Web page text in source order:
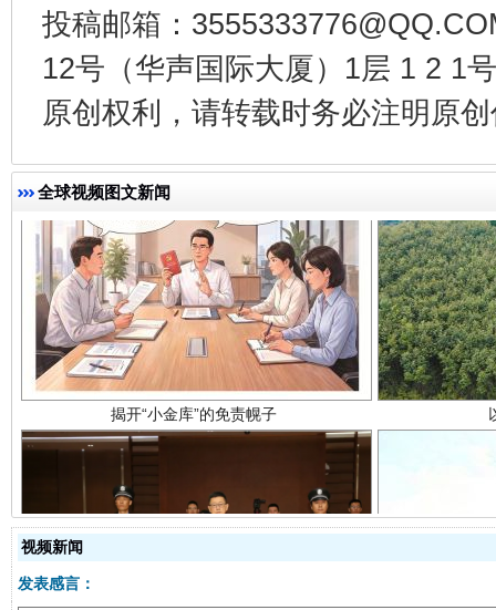
投稿邮箱：
12号（华声国际大厦）1层 1 2 1
原创权利，请转载时务必注明原
全球视频图文新闻
揭开“小金库”的免责幌子
受贿1.44亿！段成刚被判无期 从幼
视频新闻
发表感言：